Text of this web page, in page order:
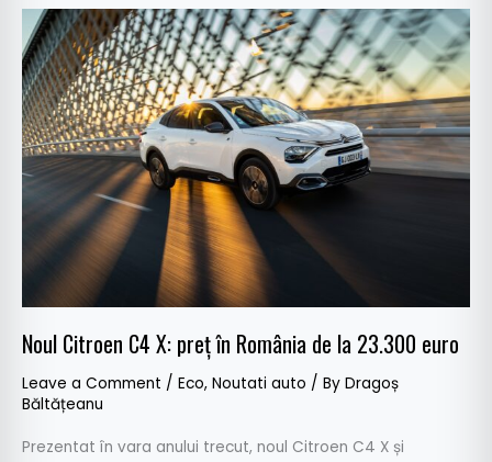
Noul Citroen C4 X: preț în România de la 23.300 euro
Leave a Comment / Eco, Noutati auto / By Dragoș
Băltățeanu
Prezentat în vara anului trecut, noul Citroen C4 X și
Noul
Citroen
C4
X:
preț
în
România
23.300